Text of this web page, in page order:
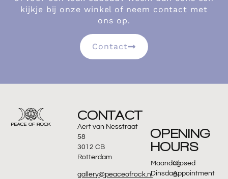
kijkje bij onze winkel of neem contact met
ons op.
Contact
CONTACT
Aert van Nesstraat
58
3012 CB
Rotterdam
gallery@peaceofrock.nl
OPENING
HOURS
Maandag
Dinsdag
Closed
Appointment